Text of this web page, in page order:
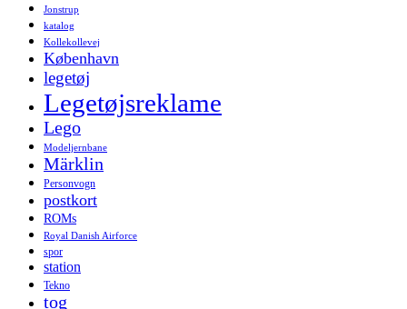
Jonstrup
katalog
Kollekollevej
København
legetøj
Legetøjsreklame
Lego
Modeljernbane
Märklin
Personvogn
postkort
ROMs
Royal Danish Airforce
spor
station
Tekno
tog